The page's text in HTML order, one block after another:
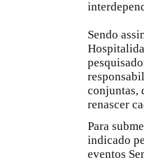
Sendo
conjuntas,
renascer
Para
indicado
eventos